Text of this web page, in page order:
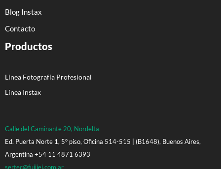
Blog Instax
Contacto
Productos
Línea Fotografía Profesional
Línea Instax
Calle del Caminante 20, Nordelta
Ed. Puerta Norte 1, 5° piso, Oficina 514-515 | (B1648), Buenos Aires,
Argentina +54 11 4871 6393
sertec@fujiiei.com.ar